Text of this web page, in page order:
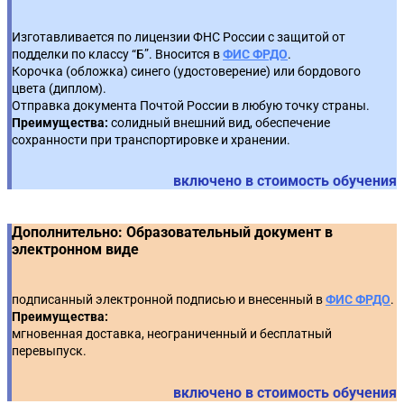
7
контрактов.
8
Неустойки (штрафы, пени) за нарушения условий
контракта.
9
Расторжение контракта, в том числе одностороннее:
практика ФАС.
6
Разработка условий договора, защищающих
заказчика: обеспечительные меры, практические
примеры.
4
постановлений о наложении штрафа.
Изготавливается по лицензии ФНС России с защитой от
подделки по классу “Б”. Вносится вФИС ФРДО.
Корочка (обложка) синего (удостоверение) или бордового
цвета (диплом).
Отправка документа Почтой России в любую точку страны.
Преимущества: солидный внешний вид, обеспечение
сохранности при транспортировке и хранении.
включено в стоимость обучения
Дополнительно: Образовательный документ в
электронном виде
подписанный электронной подписью и внесенный вФИС ФРДО.
Преимущества:
мгновенная доставка, неограниченный и бесплатный
перевыпуск.
включено в стоимость обучения